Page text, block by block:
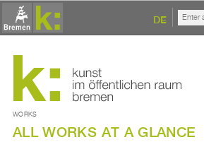
DE
WORKS
ALL WORKS AT A GLANCE